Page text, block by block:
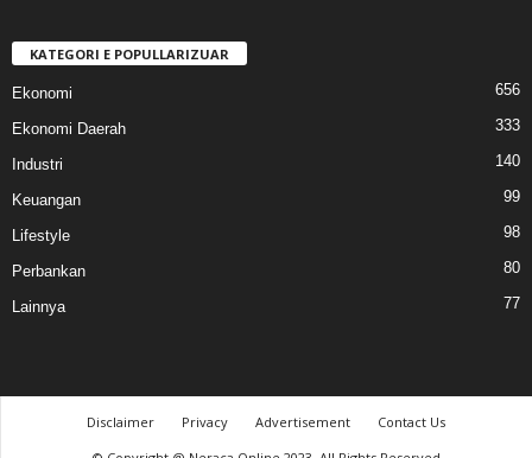
KATEGORI E POPULLARIZUAR
Ekonomi 656
Ekonomi Daerah 333
Industri 140
Keuangan 99
Lifestyle 98
Perbankan 80
Lainnya 77
Disclaimer Privacy Advertisement
Contact Us